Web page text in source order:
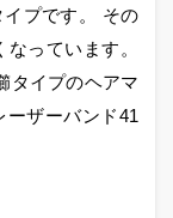
プです。 その
っています。
タイプのヘアマ
ーザーバンド41